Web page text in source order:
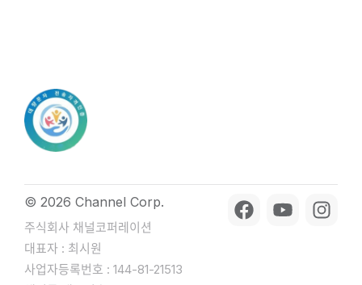
© 2026 Channel Corp.
주식회사 채널코퍼레이션
대표자 : 최시원
사업자등록번호 : 144-81-21513